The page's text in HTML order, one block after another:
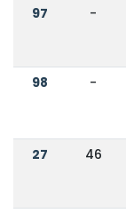
97 -
98 -
27 46